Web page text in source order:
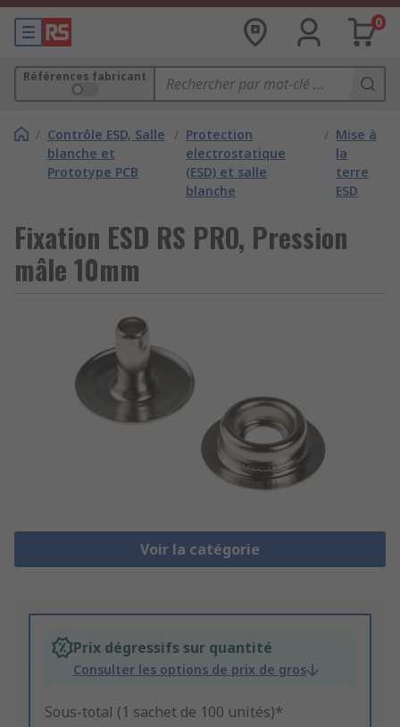
0
Références fabricant
/ Contrôle ESD, Salle
blanche et
Prototype PCB
/ Protection
electrostatique
(ESD) et salle
blanche
/ Mise à
la
terre
ESD
Fixation ESD RS PRO, Pression
mâle 10mm
Voir la catégorie
Prix dégressifs sur quantité
Consulter les options de prix de gros
Sous-total (1 sachet de 100 unités)*